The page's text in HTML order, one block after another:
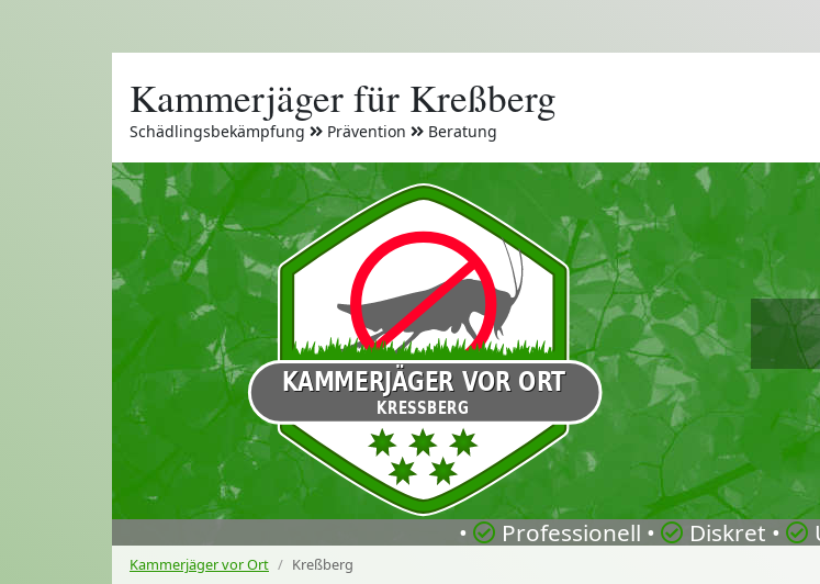
Kammerjäger für Kreßberg
Schädlingsbekämpfung Prävention Beratung
• Professionell • Diskret •
Kammerjäger vor Ort Kreßberg